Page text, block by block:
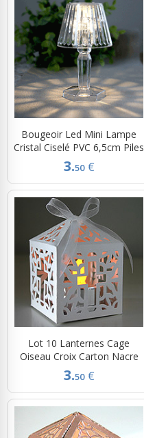
Bougeoir Led Mini Lampe
Cristal Ciselé PVC 6,5cm Piles
3.50 €
Lot 10 Lanternes Cage
Oiseau Croix Carton Nacre
3.50 €